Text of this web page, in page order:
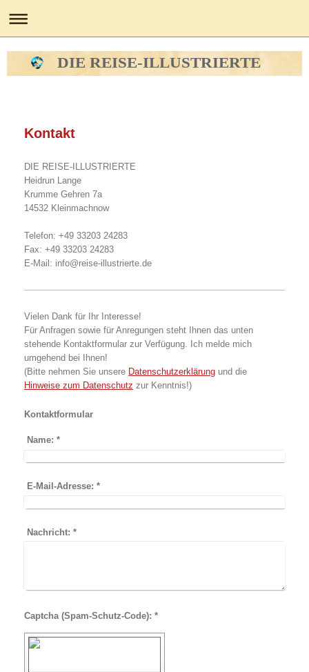
DIE REISE-ILLUSTRIERTE
Kontakt
DIE REISE-ILLUSTRIERTE
Heidrun Lange
Krumme Gehren 7a
14532 Kleinmachnow
Telefon: +49 33203 24283
Fax: +49 33203 24283
E-Mail: info@reise-illustrierte.de
Vielen Dank für Ihr Interesse!
Für Anfragen sowie für Anregungen steht Ihnen das unten
stehende Kontaktformular zur Verfügung. Ich melde mich
umgehend bei Ihnen!
(Bitte nehmen Sie unsere Datenschutzerklärung und die
Hinweise zum Datenschutz zur Kenntnis!)
Kontaktformular
Name: *
E-Mail-Adresse: *
Nachricht: *
Captcha (Spam-Schutz-Code): *